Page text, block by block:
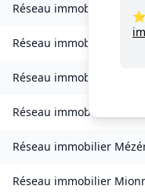
Réseau immobilier
Réseau immobilier
Réseau immobilier
Réseau immobilier
Réseau immobilier
Réseau immobilier